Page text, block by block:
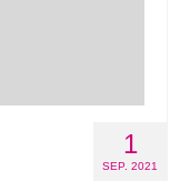
1
SEP. 2021